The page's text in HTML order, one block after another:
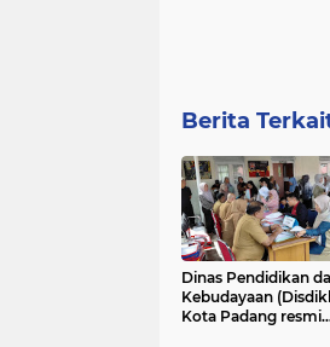
Berita
Dinas Pendidikan
Kebudayaan
Kota Padang resmi